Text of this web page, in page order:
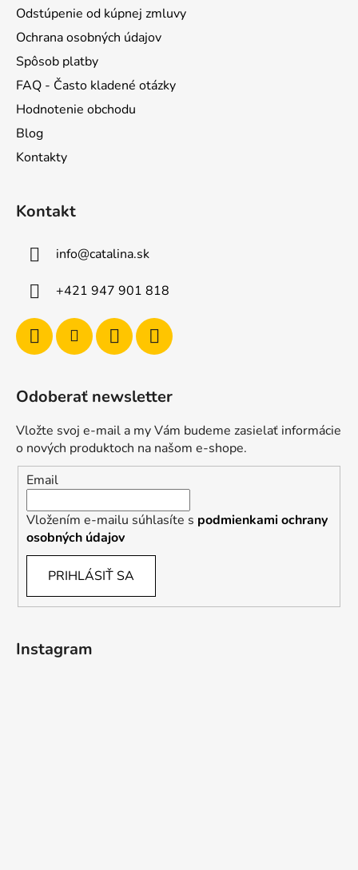
Odstúpenie od kúpnej zmluvy
Ochrana osobných údajov
Spôsob platby
FAQ - Často kladené otázky
Hodnotenie obchodu
Blog
Kontakty
Kontakt
info@catalina.sk
+421 947 901 818
Odoberať newsletter
Vložte svoj e-mail a my Vám budeme zasielať informácie
o nových produktoch na našom e-shope.
Email
Vložením e-mailu súhlasíte s podmienkami ochrany
osobných údajov
PRIHLÁSIŤ SA
Instagram